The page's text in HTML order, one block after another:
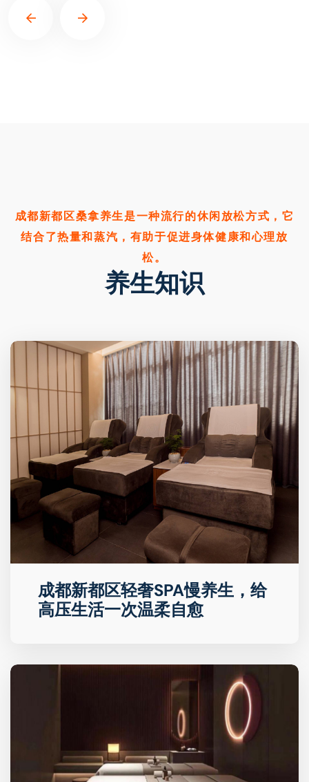
成都新都区桑拿养生是一种流行的休闲放松方式，它
结合了热量和蒸汽，有助于促进身体健康和心理放
松。
养生知识
成都新都区轻奢SPA慢养生，给
高压生活一次温柔自愈